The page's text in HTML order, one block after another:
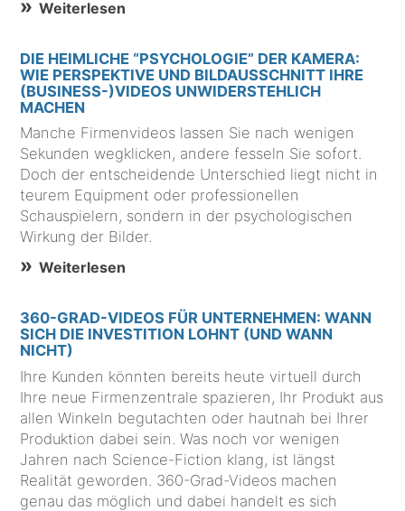
Weiterlesen
DIE HEIMLICHE “PSYCHOLOGIE” DER KAMERA:
WIE PERSPEKTIVE UND BILDAUSSCHNITT IHRE
(BUSINESS-)VIDEOS UNWIDERSTEHLICH
MACHEN
Manche Firmenvideos lassen Sie nach wenigen
Sekunden wegklicken, andere fesseln Sie sofort.
Doch der entscheidende Unterschied liegt nicht in
teurem Equipment oder professionellen
Schauspielern, sondern in der psychologischen
Wirkung der Bilder.
Weiterlesen
360-GRAD-VIDEOS FÜR UNTERNEHMEN: WANN
SICH DIE INVESTITION LOHNT (UND WANN
NICHT)
Ihre Kunden könnten bereits heute virtuell durch
Ihre neue Firmenzentrale spazieren, Ihr Produkt aus
allen Winkeln begutachten oder hautnah bei Ihrer
Produktion dabei sein. Was noch vor wenigen
Jahren nach Science-Fiction klang, ist längst
Realität geworden. 360-Grad-Videos machen
genau das möglich und dabei handelt es sich